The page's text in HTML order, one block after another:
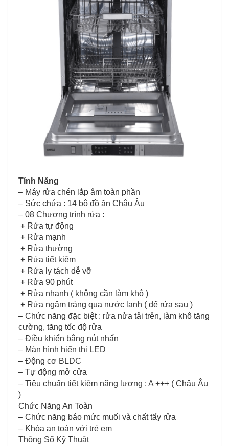
Tính Năng
– Máy rửa chén lắp âm toàn phần
– Sức chứa : 14 bộ đồ ăn Châu Âu
– 08 Chương trình rửa :
+ Rửa tự động
+ Rửa mạnh
+ Rửa thường
+ Rửa tiết kiệm
+ Rửa ly tách dễ vỡ
+ Rửa 90 phút
+ Rửa nhanh ( không cần làm khô )
+ Rửa ngâm tráng qua nước lạnh ( để rửa sau )
– Chức năng đặc biệt : rửa nửa tải trên, làm khô tăng
cường, tăng tốc độ rửa
– Điều khiển bằng nút nhấn
– Màn hình hiển thị LED
– Động cơ BLDC
– Tự động mở cửa
– Tiêu chuẩn tiết kiệm năng lượng : A +++ ( Châu Âu
)
Chức Năng An Toàn
– Chức năng báo mức muối và chất tẩy rửa
– Khóa an toàn với trẻ em
Thông Số Kỹ Thuật